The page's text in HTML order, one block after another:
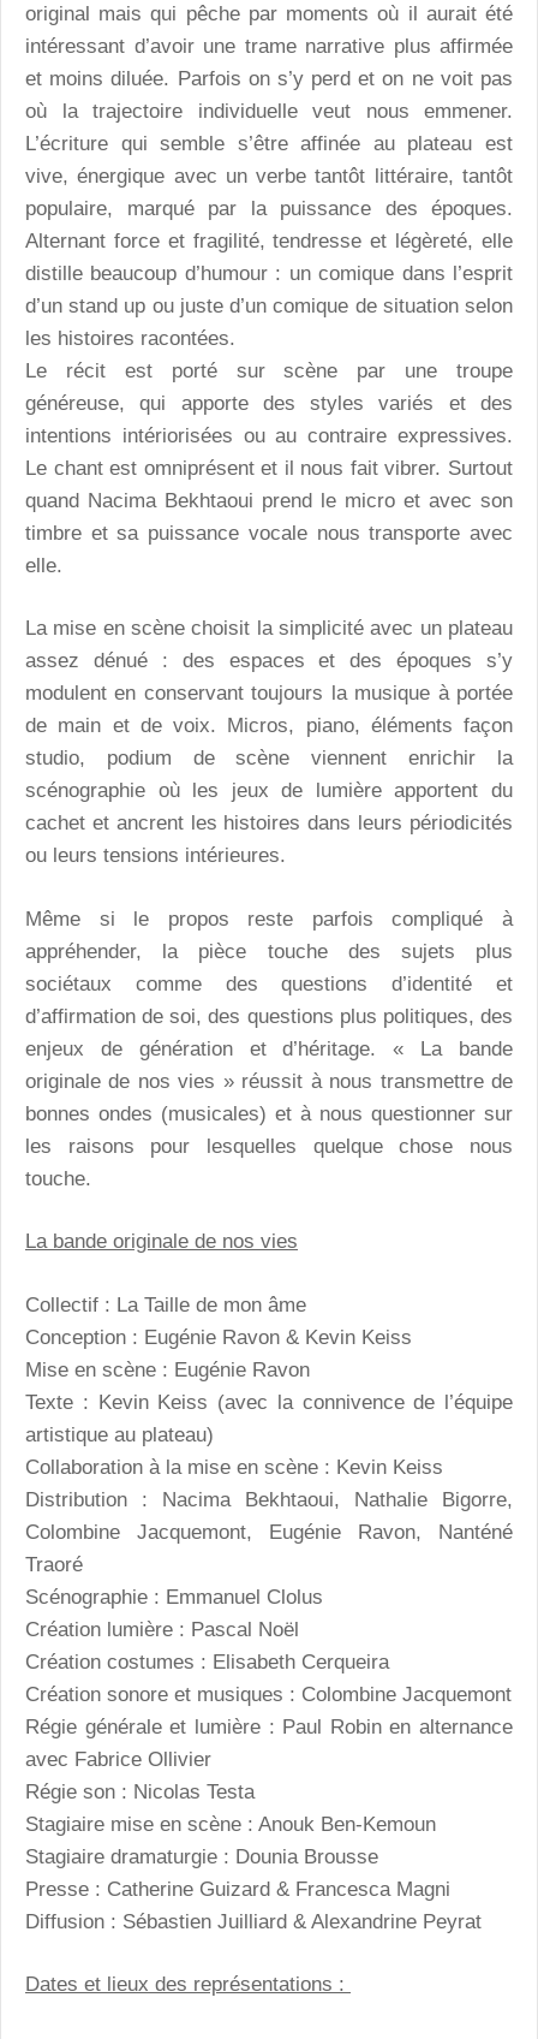
original mais qui pêche par moments où il aurait été
intéressant d’avoir une trame narrative plus affirmée
et moins diluée. Parfois on s’y perd et on ne voit pas
où la trajectoire individuelle veut nous emmener.
L’écriture qui semble s’être affinée au plateau est
vive, énergique avec un verbe tantôt littéraire, tantôt
populaire, marqué par la puissance des époques.
Alternant force et fragilité, tendresse et légèreté, elle
distille beaucoup d’humour : un comique dans l’esprit
d’un stand up ou juste d’un comique de situation selon
les histoires racontées.
Le récit est porté sur scène par une troupe
généreuse, qui apporte des styles variés et des
intentions intériorisées ou au contraire expressives.
Le chant est omniprésent et il nous fait vibrer. Surtout
quand Nacima Bekhtaoui prend le micro et avec son
timbre et sa puissance vocale nous transporte avec
elle.
La mise en scène choisit la simplicité avec un plateau
assez dénué : des espaces et des époques s’y
modulent en conservant toujours la musique à portée
de main et de voix. Micros, piano, éléments façon
studio, podium de scène viennent enrichir la
scénographie où les jeux de lumière apportent du
cachet et ancrent les histoires dans leurs périodicités
ou leurs tensions intérieures.
Même si le propos reste parfois compliqué à
appréhender, la pièce touche des sujets plus
sociétaux comme des questions d’identité et
d’affirmation de soi, des questions plus politiques, des
enjeux de génération et d’héritage. « La bande
originale de nos vies » réussit à nous transmettre de
bonnes ondes (musicales) et à nous questionner sur
les raisons pour lesquelles quelque chose nous
touche.
La bande originale de nos vies
Collectif : La Taille de mon âme
Conception : Eugénie Ravon & Kevin Keiss
Mise en scène : Eugénie Ravon
Texte : Kevin Keiss (avec la connivence de l’équipe
artistique au plateau)
Collaboration à la mise en scène : Kevin Keiss
Distribution : Nacima Bekhtaoui, Nathalie Bigorre,
Colombine Jacquemont, Eugénie Ravon, Nanténé
Traoré
Scénographie : Emmanuel Clolus
Création lumière : Pascal Noël
Création costumes : Elisabeth Cerqueira
Création sonore et musiques : Colombine Jacquemont
Régie générale et lumière : Paul Robin en alternance
avec Fabrice Ollivier
Régie son : Nicolas Testa
Stagiaire mise en scène : Anouk Ben-Kemoun
Stagiaire dramaturgie : Dounia Brousse
Presse : Catherine Guizard & Francesca Magni
Diffusion : Sébastien Juilliard & Alexandrine Peyrat
Dates et lieux des représentations :